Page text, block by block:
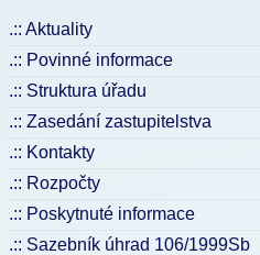
.:: Aktuality
.:: Povinné informace
.:: Struktura úřadu
.:: Zasedání zastupitelstva
.:: Kontakty
.:: Rozpočty
.:: Poskytnuté informace
.:: Sazebník úhrad 106/1999Sb